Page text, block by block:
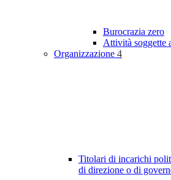
Burocrazia zero
Attività soggette
Organizzazione 4
Titolari di incarichi
di direzione o di